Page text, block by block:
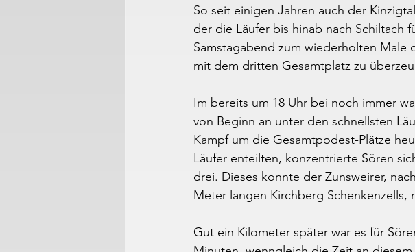
So seit einigen Jahren auch der
der die Läufer bis hinab nach Schiltach
Samstagabend zum wiederholten Male
mit dem dritten Gesamtplatz zu
Im bereits um 18 Uhr bei noch immer
von Beginn an unter den schnellsten
Kampf um die Gesamtpodest-Plätze
Läufer enteilten, konzentrierte Sören
drei. Dieses konnte der Zunsweirer,
Meter langen Kirchberg
Gut ein Kilometer später war es für